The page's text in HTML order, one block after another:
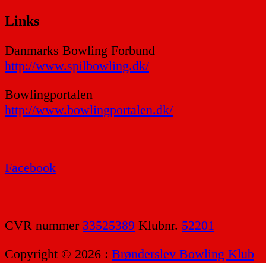
Links
Danmarks Bowling Forbund
http://www.spilbowling.dk/
Bowlingportalen
http://www.bowlingportalen.dk/
Facebook
CVR nummer 33525389 Klubnr. 52201
Copyright © 2026 : Brønderslev Bowling Klub